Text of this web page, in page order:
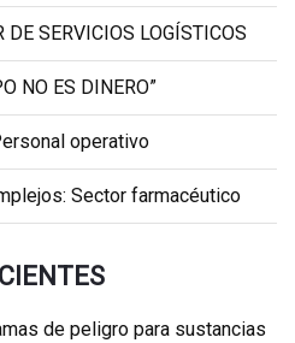
SERVICIOS LOGÍSTICOS
NO ES DINERO”
operativo
Sector farmacéutico
de peligro para sustancias